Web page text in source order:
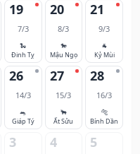
19
7/3
🐍
Đinh Tỵ
20
8/3
🐎
Mậu Ngọ
21
9/3
🐐
Kỷ Mùi
26
14/3
🐀
Giáp Tý
27
15/3
🐂
Ất Sửu
28
16/3
🐅
Bính Dần
3 4 5